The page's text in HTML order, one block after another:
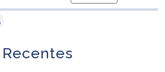
para área de